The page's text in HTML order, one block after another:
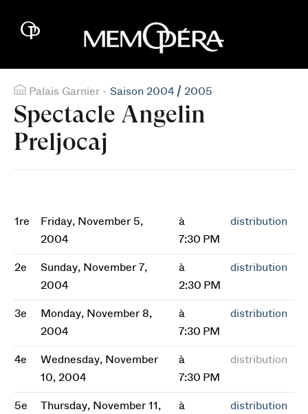
Palais Garnier - Saison 2004 / 2005
Spectacle Angelin
Preljocaj
1re
Friday, November 5,
2004
à
7:30 PM
distribution
2e
Sunday, November 7,
2004
à
2:30 PM
distribution
3e
Monday, November 8,
2004
à
7:30 PM
distribution
4e
Wednesday, November
10, 2004
à
7:30 PM
distribution
5e
Thursday, November 11,
à
distribution